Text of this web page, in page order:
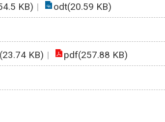
KB) odt(20.59 KB)
KB) pdf(257.88 KB)